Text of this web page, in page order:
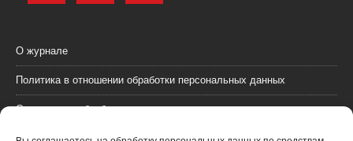
О журнале
Политика в отношении обработки персональных данных
Согласие на обработку персональных данных
Пользовательское соглашение (оферта)